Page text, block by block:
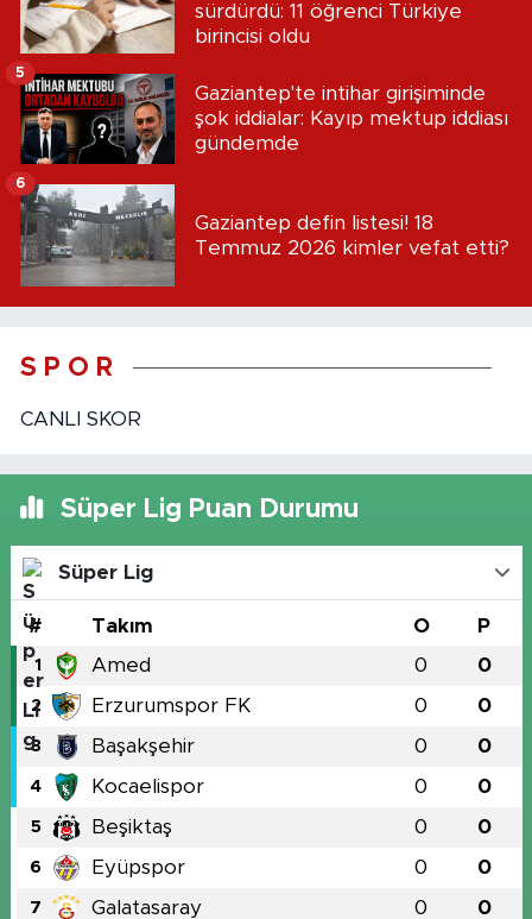
sürdürdü: 11 öğrenci Türkiye
birincisi oldu
Gaziantep'te intihar girişiminde
şok iddialar: Kayıp mektup iddiası
gündemde
5
Gaziantep defin listesi! 18
Temmuz 2026 kimler vefat etti?
6
S P O R
CANLI SKOR
Süper Lig Puan Durumu
Süper Lig
# Takım O P
1 Amed 0 0
2 Erzurumspor FK 0 0
3 Başakşehir 0 0
4 Kocaelispor 0 0
5 Beşiktaş 0 0
6 Eyüpspor 0 0
7 Galatasaray 0 0